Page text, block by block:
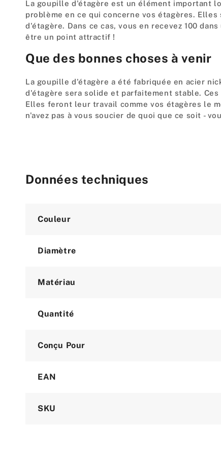
La goupille d'étagère est un élément important
problème en ce qui concerne vos étagères.
d'étagère. Dans ce cas, vous en recevez 100
être un point attractif !
Que des bonnes choses à venir
La goupille d'étagère a été fabriquée en acier
d'étagère sera solide et parfaitement stable.
Elles feront leur travail comme vos étagères le
n'avez pas à vous soucier de quoi que ce soit -
Données techniques
Couleur
Diamètre
Matériau
Quantité
Conçu Pour
EAN
SKU